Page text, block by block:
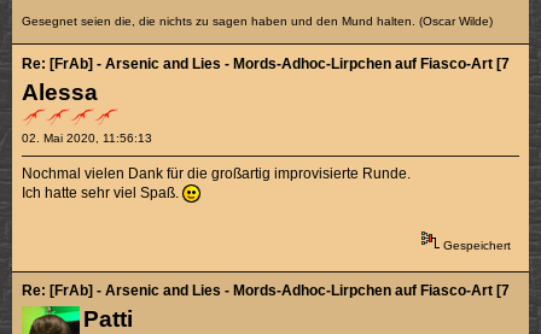
Gesegnet seien die, die nichts zu sagen haben und den Mund halten. (Oscar Wilde)
Alessa
02. Mai 2020, 11:56:13
Re: [FrAb] - Arsenic and Lies - Mords-Adhoc-Lirpchen auf Fiasco-Art [7/10]
Nochmal vielen Dank für die großartig improvisierte Runde.
Ich hatte sehr viel Spaß.
Gespeichert
Patti
Re: [FrAb] - Arsenic and Lies - Mords-Adhoc-Lirpchen auf Fiasco-Art [7/10]